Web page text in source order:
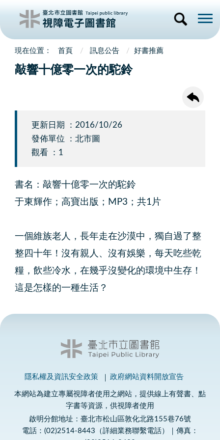
首頁 訊息公告 好書推薦
敲響十億零一次的駝鈴
更新日期 ：2016/10/26
發佈單位 ：北市圖
觀看 ：1
書名：敲響十億零一次的駝鈴
于東輝作；高寶出版；MP3；共1片
一個維族老人，長年走在沙漠中，獨自過了整
整四十年！沒有親人、沒有娛樂，每天吃些乾
糧，飲些冷水，在幾乎沒變化的環境中生存！
這是怎樣的一種生活？
隱私權及資訊安全政策 政府網站資料開放宣告
本網站為建立專屬視障者使用之網站，提供線上有聲書、點
字書等資源，供視障者使用
啟明分館地址：臺北市松山區敦化北路155巷76號
電話：(02)2514-8443（詳細業務聯繫電話）｜傳真：